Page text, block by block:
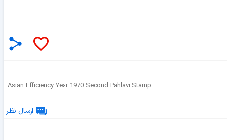
Asian Efficiency Year 1970 Second Pahlavi Stamp
ارسال نظر